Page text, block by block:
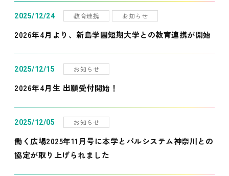
2025/12/24 教育連携 お知らせ
2026年4月より、新島学園短期大学との教育連携が開始
2025/12/15 お知らせ
2026年4月生 出願受付開始！
2025/12/05 お知らせ
働く広場2025年11月号に本学とパルシステム神奈川との
協定が取り上げられました